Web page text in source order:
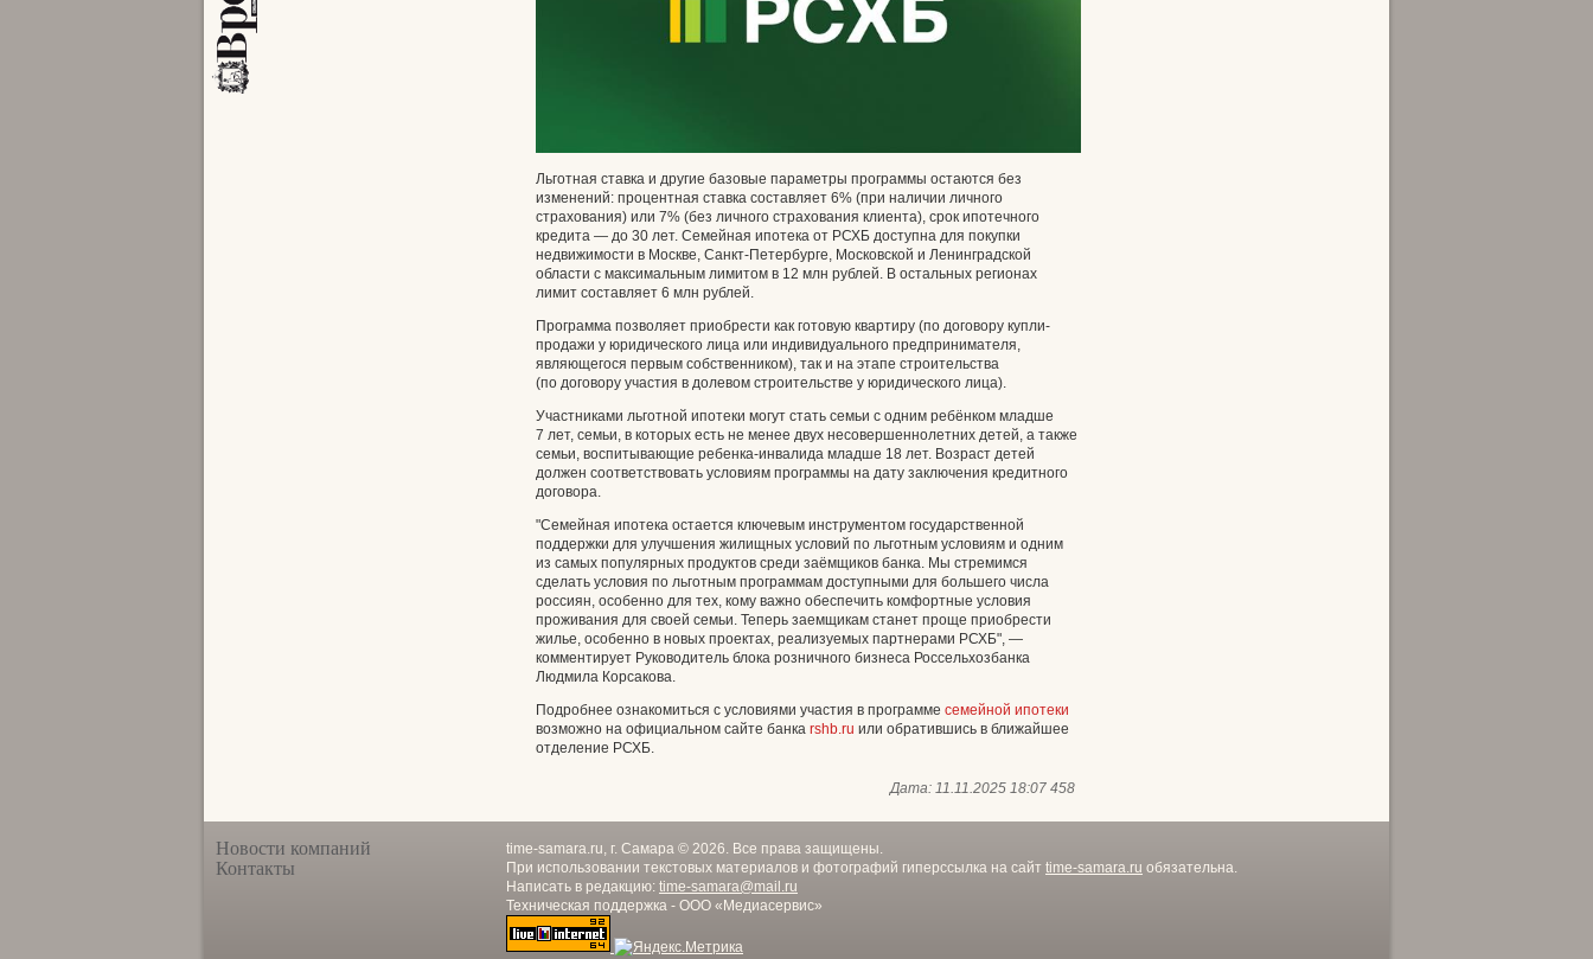
Льготная ставка и другие базовые параметры программы остаются без
изменений: процентная ставка составляет 6% (при наличии личного
страхования) или 7% (без личного страхования клиента), срок ипотечного
кредита — до 30 лет. Семейная ипотека от РСХБ доступна для покупки
недвижимости в Москве, Санкт-Петербурге, Московской и Ленинградской
области с максимальным лимитом в 12 млн рублей. В остальных регионах
лимит составляет 6 млн рублей.
Программа позволяет приобрести как готовую квартиру (по договору купли-
продажи у юридического лица или индивидуального предпринимателя,
являющегося первым собственником), так и на этапе строительства
(по договору участия в долевом строительстве у юридического лица).
Участниками льготной ипотеки могут стать семьи с одним ребёнком младше
7 лет, семьи, в которых есть не менее двух несовершеннолетних детей, а также
семьи, воспитывающие ребенка-инвалида младше 18 лет. Возраст детей
должен соответствовать условиям программы на дату заключения кредитного
договора.
"Семейная ипотека остается ключевым инструментом государственной
поддержки для улучшения жилищных условий по льготным условиям и одним
из самых популярных продуктов среди заёмщиков банка. Мы стремимся
сделать условия по льготным программам доступными для большего числа
россиян, особенно для тех, кому важно обеспечить комфортные условия
проживания для своей семьи. Теперь заемщикам станет проще приобрести
жилье, особенно в новых проектах, реализуемых партнерами РСХБ", —
комментирует Руководитель блока розничного бизнеса Россельхозбанка
Людмила Корсакова.
Подробнее ознакомиться с условиями участия в программе семейной ипотеки
возможно на официальном сайте банка rshb.ru или обратившись в ближайшее
отделение РСХБ.
Дата: 11.11.2025 18:07 458
Новости компаний
Контакты
time-samara.ru, г. Самара © 2026. Все права защищены.
При использовании текстовых материалов и фотографий гиперссылка на сайт time-samara.ru обязательна.
Написать в редакцию: time-samara@mail.ru
Техническая поддержка - ООО «Медиасервис»